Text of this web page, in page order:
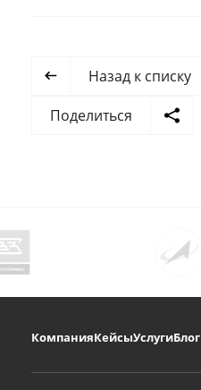
Назад к списку
Поделиться
КомпанияКейсыУслугиБлог